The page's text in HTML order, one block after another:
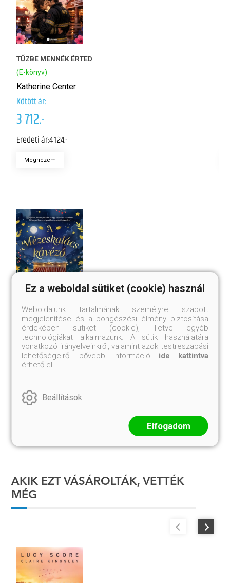
TŰZBE MENNÉK ÉRTED
(E-könyv)
Katherine Center
Kötött ár:
3 712.-
Eredeti ár:4 124.-
Megnézem
A MÉZESKALÁCS KÁVÉZÓ
(E-könyv)
Anita Faulkner
Kötött ár:
Eredeti ár:4 124.-
AKIK EZT VÁSÁROLTÁK, VETTÉK
MÉG
Ez a weboldal sütiket (cookie) használ
Weboldalunk tartalmának személyre szabott
megjelenítése és a böngészési élmény biztosítása
érdekében sütiket (cookie), illetve egyéb
technológiákat alkalmazunk. A sütik használatára
vonatkozó irányelveinkről, valamint azok testreszabási
lehetőségeiről bővebb információ ide kattintva
érhető el.
Beállítások
Elfogadom